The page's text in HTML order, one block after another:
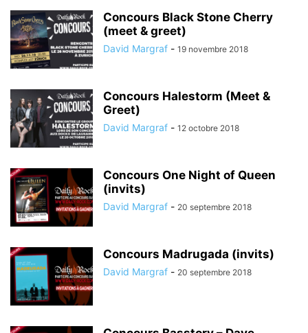
Concours Black Stone Cherry
(meet & greet)
David Margraf - 19 novembre 2018
Concours Halestorm (Meet &
Greet)
David Margraf - 12 octobre 2018
Concours One Night of Queen
(invits)
David Margraf - 20 septembre 2018
Concours Madrugada (invits)
David Margraf - 20 septembre 2018